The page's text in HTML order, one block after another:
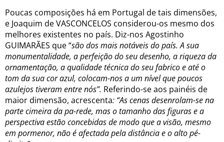
Poucas composições há em Portugal de tais dimensões,
e Joaquim de VASCONCELOS considerou-os mesmo dos
melhores existentes no país. Diz-nos Agostinho
GUIMARÃES que “são dos mais notáveis do país. A sua
monumentalidade, a perfeição do seu desenho, a riqueza da
ornamentação, a qualidade técnica do seu fabrico e até o
tom da sua cor azul, colocam-nos a um nível que poucos
azulejos tiveram entre nós”. Referindo-se aos painéis de
maior dimensão, acrescenta: “As cenas desenrolam-se na
parte cimeira da pa-rede, mas o tamanho das figuras e a
perspectiva estão concebidas de modo que a visão, mesmo
em pormenor, não é afectada pela distância e o alto pé-